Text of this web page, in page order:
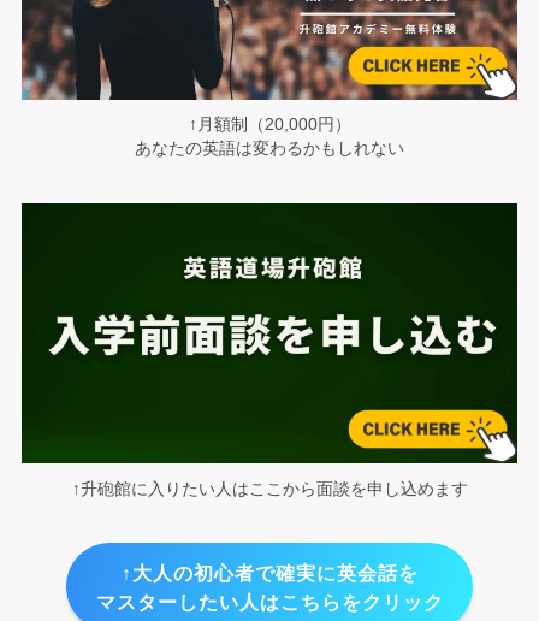
↑月額制（20,000円）
あなたの英語は変わるかもしれない
↑升砲館に入りたい人はここから面談を申し込めます
↑大人の初心者で確実に英会話を
マスターしたい人はこちらをクリック